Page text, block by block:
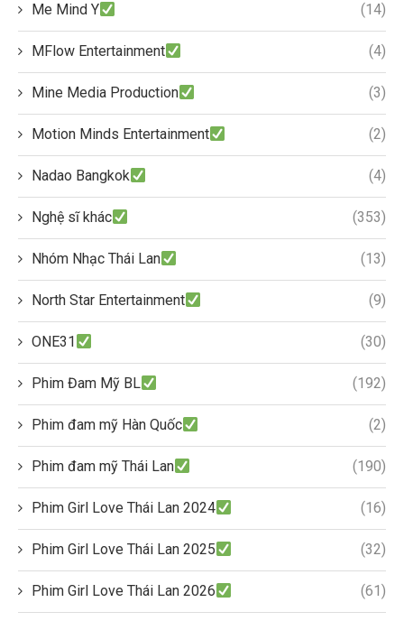
Me Mind Y (14)
MFlow Entertainment (4)
Mine Media Production (3)
Motion Minds Entertainment (2)
Nadao Bangkok (4)
Nghệ sĩ khác (353)
Nhóm Nhạc Thái Lan (13)
North Star Entertainment (9)
ONE31 (30)
Phim Đam Mỹ BL (192)
Phim đam mỹ Hàn Quốc (2)
Phim đam mỹ Thái Lan (190)
Phim Girl Love Thái Lan 2024 (16)
Phim Girl Love Thái Lan 2025 (32)
Phim Girl Love Thái Lan 2026 (61)